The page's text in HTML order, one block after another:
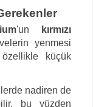
'un
kırmızı
yenmesi
küçük
nadiren de
bu yüzden